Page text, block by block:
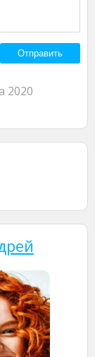
2020